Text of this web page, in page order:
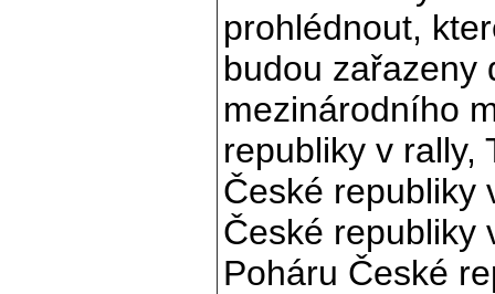
prohlédnout,
budou zařazeny
mezinárodního
republiky v rally,
České republiky
České republiky
Poháru České